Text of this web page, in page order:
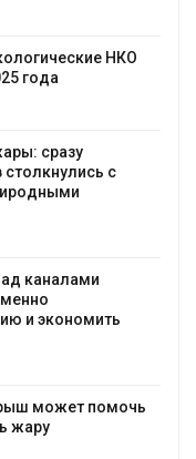
НКО
года
сразу
столкнулись с
каналами
и экономить
может помочь
жару